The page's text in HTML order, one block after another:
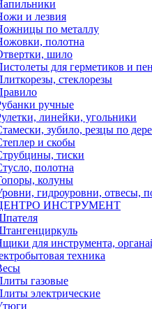
и лезвия
по металлу
полотна
шило
для герметиков и
стеклорезы
ручные
линейки, угольники
зубило, резцы по
и скобы
тиски
полотна
колуны
гидроуровни, отвесы,
ИНСТРУМЕНТ
для инструмента,
техника
газовые
электрические